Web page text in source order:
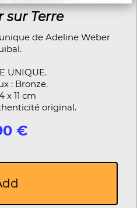
sur Terre
de Adeline Weber
UNIQUE.
: Bronze.
x 11 cm
original.
€